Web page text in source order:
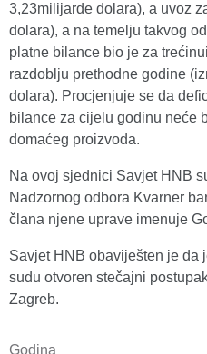
3,23milijarde dolara), a uvoz
dolara), a na temelju takvog
platne bilance bio je za
razdoblju prethodne godine
dolara). Procjenjuje se da
bilance za cijelu godinu neće
domaćeg proizvoda.
Na ovoj sjednici Savjet HNB
Nadzornog odbora Kvarner
člana njene uprave imenuje
Savjet HNB obaviješten je da
sudu otvoren stečajni
Zagreb.
Godina